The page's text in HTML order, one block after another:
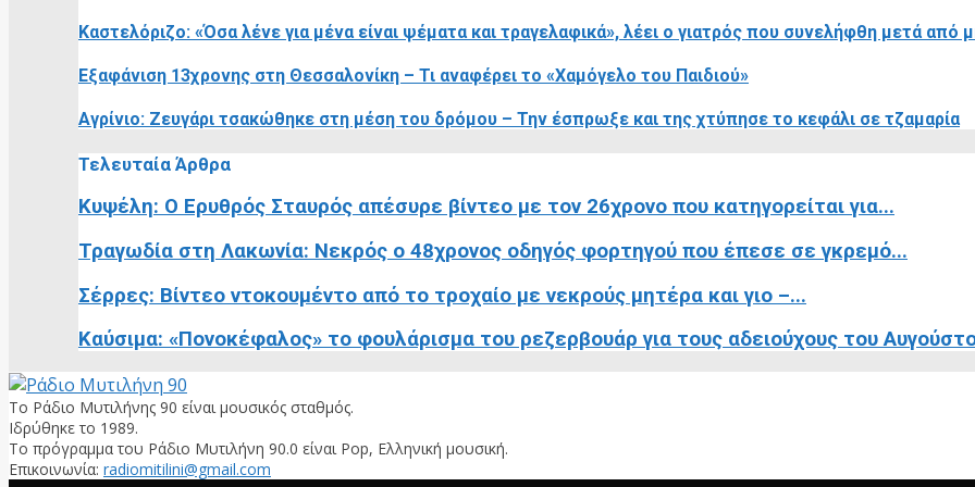
Καστελόριζο: «Όσα λένε για μένα είναι ψέματα και τραγελαφικά», λέει ο γιατρός που συνελήφθη μετά από
Εξαφάνιση 13χρονης στη Θεσσαλονίκη – Τι αναφέρει το «Χαμόγελο του Παιδιού»
Αγρίνιο: Ζευγάρι τσακώθηκε στη μέση του δρόμου – Την έσπρωξε και της χτύπησε το κεφάλι σε τζαμαρία
Τελευταία Άρθρα
Κυψέλη: Ο Ερυθρός Σταυρός απέσυρε βίντεο με τον 26χρονο που κατηγορείται για...
Τραγωδία στη Λακωνία: Νεκρός ο 48χρονος οδηγός φορτηγού που έπεσε σε γκρεμό...
Σέρρες: Βίντεο ντοκουμέντο από το τροχαίο με νεκρούς μητέρα και γιο –...
Καύσιμα: «Πονοκέφαλος» το φουλάρισμα του ρεζερβουάρ για τους αδειούχους του
Το Ράδιο Μυτιλήνης 90 είναι μουσικός σταθμός.
Ιδρύθηκε το 1989.
Το πρόγραμμα του Ράδιο Μυτιλήνη 90.0 είναι Pop, Ελληνική μουσική.
Επικοινωνία: radiomitilini@gmail.com